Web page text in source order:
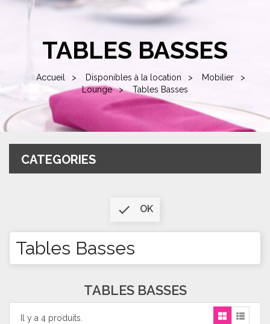
TABLES BASSES
Accueil Disponibles à la location
Mobilier
Lounge
Tables Basses
CATEGORIES
 OK
Tables Basses
TABLES BASSES
Il y a 4 produits.